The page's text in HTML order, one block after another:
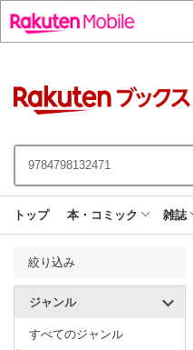
トップ 本・コミック 雑誌
絞り込み
ジャンル
すべてのジャンル